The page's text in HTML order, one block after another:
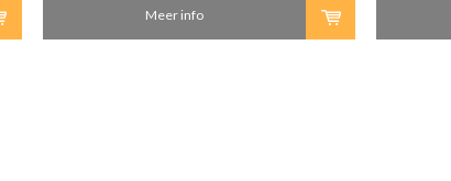
Meer info